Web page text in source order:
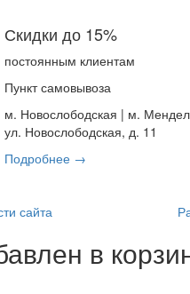
Скидки до 15%
постоянным клиентам
Пункт самовывоза
м. Новослободская | м.
ул. Новослободская, д. 11
Подробнее →
сайта
в